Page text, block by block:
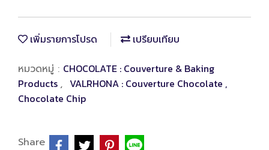
เพิ่มรายการโปรด เปรียบเทียบ
หมวดหมู่ : CHOCOLATE : Couverture & Baking
Products , VALRHONA : Couverture Chocolate ,
Chocolate Chip
Share